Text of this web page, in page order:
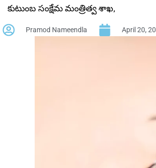
కుటుంబ సంక్షేమ మంత్రిత్వ శాఖ,
Pramod Nameendla April 20,